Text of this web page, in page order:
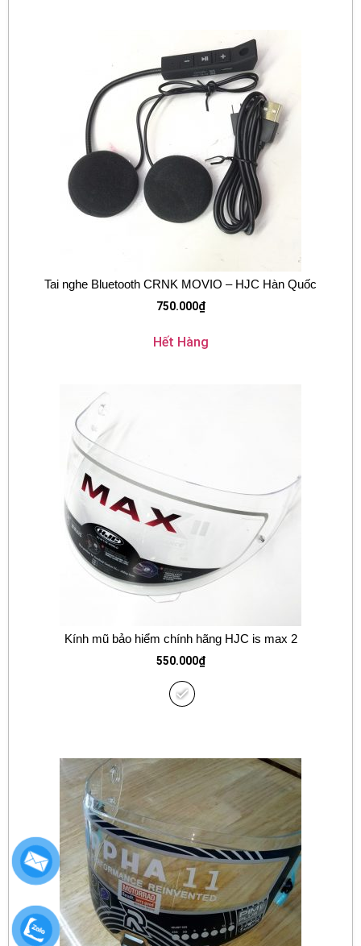
Tai nghe Bluetooth CRNK MOVIO – HJC Hàn Quốc
750.000₫
Hết Hàng
Kính mũ bảo hiểm chính hãng HJC is max 2
550.000₫